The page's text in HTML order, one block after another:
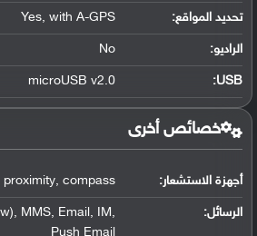
تحديد المواقع:
Yes, with A-GPS
الراديو: No
USB
:
microUSB v2.0
خصائص أخرى
أجهزة الاستشعار: compass
الرسائل:
MMS, Email, IM,
Push Email